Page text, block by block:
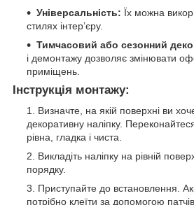
Універсальність: Їх можна
стилях інтер’єру.
Тимчасовий або сезонний
і демонтажу дозволяє змінювати
приміщень.
Інструкція монтажу:
Визначте, на якій поверхні ви
декоративну наліпку.
рівна, гладка і чиста.
Викладіть наліпку на рівній
порядку.
Приступайте до встановлення.
потрібно клеїти за допомогою